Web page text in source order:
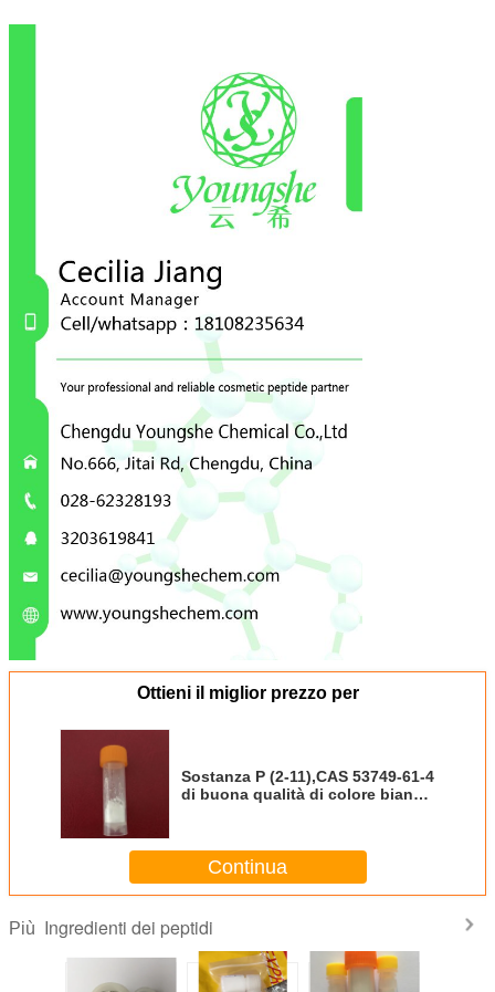
Ottieni il miglior prezzo per
Sostanza P (2-11),CAS 53749-61-4
di buona qualità di colore bianco
Continua
Più Ingredienti dei peptidi